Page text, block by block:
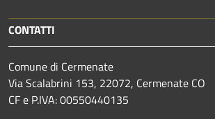
CONTATTI
Comune di Cermenate
Via Scalabrini 153, 22072, Cermenate CO
CF e P.IVA: 00550440135